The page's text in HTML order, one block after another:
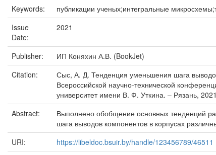
Keywords:
публикации ученых;интегральные
Issue
Date:
2021
Publisher:
ИП Коняхин А.В. (BookJet)
Citation:
Сыс, А. Д. Тенденция уменьшения шага
Всероссийской научно-технической
университет имени В. Ф. Уткина. – Рязань,
Abstract:
Выполнено обобщение основных тенденций
шага выводов компонентов в корпусах
URI:
https://libeldoc.bsuir.by/handle/123456789/46511